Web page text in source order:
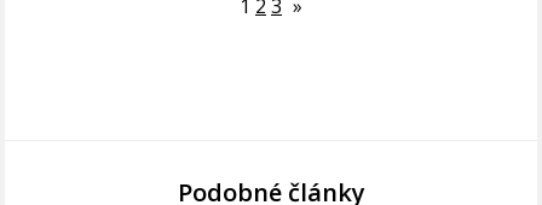
1 2 3 »
Podobné články